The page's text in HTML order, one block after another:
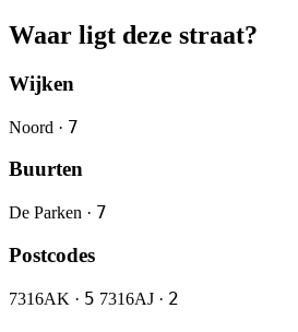
Waar ligt deze straat?
Wijken
Noord · 7
Buurten
De Parken · 7
Postcodes
7316AK · 5 7316AJ · 2